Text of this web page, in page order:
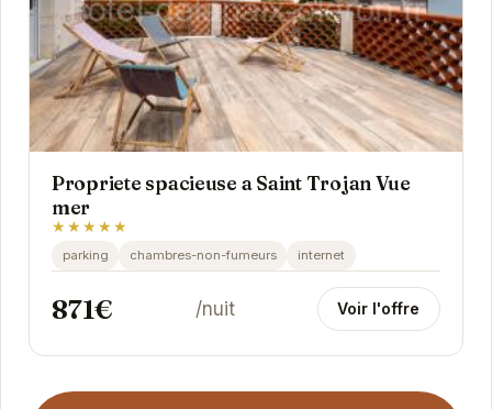
Propriete spacieuse a Saint Trojan Vue
mer
★★★★★
parking chambres-non-fumeurs internet
871€ /nuit Voir l'offre